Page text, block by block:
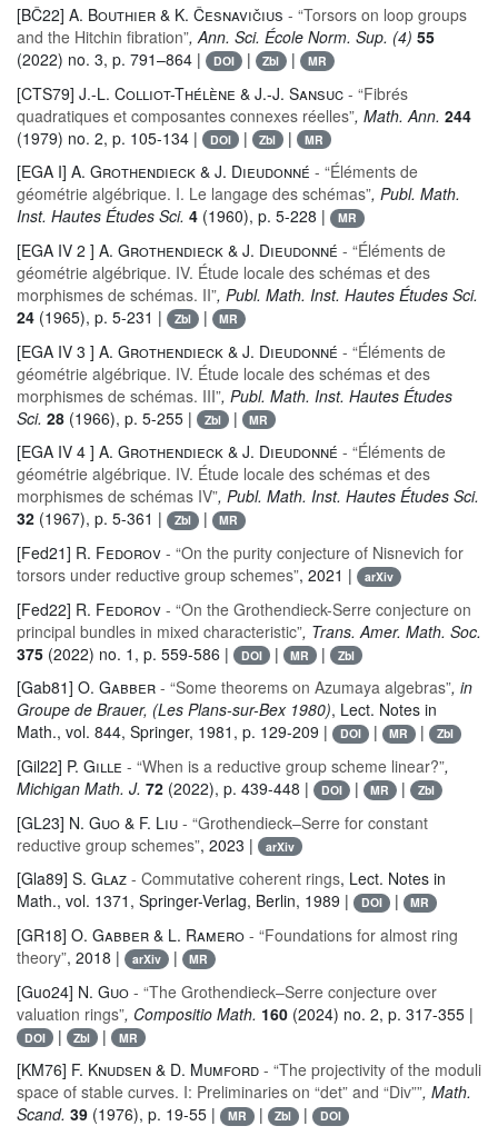
[BČ22] A. Bouthier & K. Česnavičius - “Torsors on loop groups
and the Hitchin fibration”, Ann. Sci. École Norm. Sup. (4) 55
(2022) no. 3, p. 791–864 |
DOI | Zbl | MR
[CTS79] J.-L. Colliot-Thélène & J.-J. Sansuc - “Fibrés
quadratiques et composantes connexes réelles”, Math. Ann. 244
(1979) no. 2, p. 105-134 |
DOI | Zbl | MR
[EGA I] A. Grothendieck & J. Dieudonné - “Éléments de
géométrie algébrique. I. Le langage des schémas”, Publ. Math.
Inst. Hautes Études Sci. 4 (1960), p. 5-228 | MR
[EGA IV 2 ] A. Grothendieck & J. Dieudonné - “Éléments de
géométrie algébrique. IV. Étude locale des schémas et des
morphismes de schémas. II”, Publ. Math. Inst. Hautes Études Sci.
24 (1965), p. 5-231 | Zbl | MR
[EGA IV 3 ] A. Grothendieck & J. Dieudonné - “Éléments de
géométrie algébrique. IV. Étude locale des schémas et des
morphismes de schémas. III”, Publ. Math. Inst. Hautes Études
Sci. 28 (1966), p. 5-255 | Zbl | MR
[EGA IV 4 ] A. Grothendieck & J. Dieudonné - “Éléments de
géométrie algébrique. IV. Étude locale des schémas et des
morphismes de schémas IV”, Publ. Math. Inst. Hautes Études Sci.
32 (1967), p. 5-361 | Zbl | MR
[Fed21] R. Fedorov - “On the purity conjecture of Nisnevich for
torsors under reductive group schemes”, 2021 | arXiv
[Fed22] R. Fedorov - “On the Grothendieck-Serre conjecture on
principal bundles in mixed characteristic”, Trans. Amer. Math. Soc.
375 (2022) no. 1, p. 559-586 | DOI | MR | Zbl
[Gab81] O. Gabber - “Some theorems on Azumaya algebras”, in
Groupe de Brauer, (Les Plans-sur-Bex 1980), Lect. Notes in
Math., vol. 844, Springer, 1981, p. 129-209 | DOI | MR | Zbl
[Gil22] P. Gille - “When is a reductive group scheme linear?”,
Michigan Math. J. 72 (2022), p. 439-448 | DOI | MR | Zbl
[GL23] N. Guo & F. Liu - “Grothendieck–Serre for constant
reductive group schemes”, 2023 | arXiv
[Gla89] S. Glaz - Commutative coherent rings, Lect. Notes in
Math., vol. 1371 , Springer-Verlag, Berlin, 1989 | DOI | MR
[GR18] O. Gabber & L. Ramero - “Foundations for almost ring
theory”, 2018 | arXiv | MR
[Guo24] N. Guo - “The Grothendieck–Serre conjecture over
valuation rings”, Compositio Math. 160 (2024) no. 2, p. 317-355 |
DOI | Zbl | MR
[KM76] F. Knudsen & D. Mumford - “The projectivity of the moduli
space of stable curves. I: Preliminaries on “det” and “Div””, Math.
Scand. 39 (1976), p. 19-55 | MR | Zbl | DOI